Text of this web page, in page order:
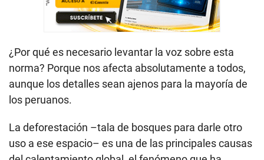
¿Por qué es necesario levantar la voz sobre esta
norma? Porque nos afecta absolutamente a todos,
aunque los detalles sean ajenos para la mayoría de
los peruanos.
La deforestación –tala de bosques para darle otro
uso a ese espacio– es una de las principales causas